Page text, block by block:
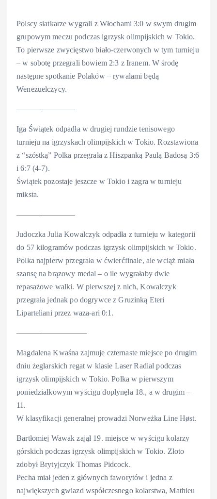
Polscy siatkarze wygrali z Włochami 3:0 w swym drugim
grupowym meczu podczas igrzysk olimpijskich w Tokio.
To pierwsze zwycięstwo biało-czerwonych w tym turnieju
– w sobotę przegrali bowiem 2:3 z Iranem. W środę
następne spotkanie Polaków – rywalami będą
Wenezuelczycy.
———————–
Iga Świątek odpadła w drugiej rundzie tenisowego
turnieju na igrzyskach olimpijskich w Tokio. Rozstawiona
z “szóstką” Polka przegrała z Hiszpanką Paulą Badosą 3:6
i 6:7 (4-7).
Świątek pozostaje jeszcze w Tokio i zagra w turnieju
miksta.
———————–
Judoczka Julia Kowalczyk odpadła z turnieju w kategorii
do 57 kilogramów podczas igrzysk olimpijskich w Tokio.
Polka najpierw przegrała w ćwierćfinale, ale wciąż miała
szansę na brązowy medal – o ile wygrałaby dwie
repasażowe walki. W pierwszej z nich, Kowalczyk
przegrała jednak po dogrywce z Gruzinką Eteri
Liparteliani przez waza-ari 0:1.
—————————
Magdalena Kwaśna zajmuje czternaste miejsce po drugim
dniu żeglarskich regat w klasie Laser Radial podczas
igrzysk olimpijskich w Tokio. Polka w pierwszym
poniedziałkowym wyścigu dopłynęła 18., a w drugim –
11.
W klasyfikacji generalnej prowadzi Norweżka Line Høst.
Bartłomiej Wawak zajął 19. miejsce w wyścigu kolarzy
górskich podczas igrzysk olimpijskich w Tokio. Złoto
zdobył Brytyjczyk Thomas Pidcock.
Pecha miał jeden z głównych faworytów i jedna z
największych gwiazd współczesnego kolarstwa, Mathieu